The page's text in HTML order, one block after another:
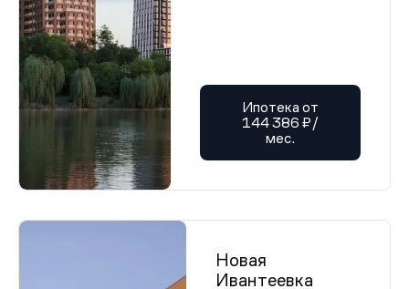
Ипотека от
144 386 ₽/
мес.
Новая
Ивантеевка